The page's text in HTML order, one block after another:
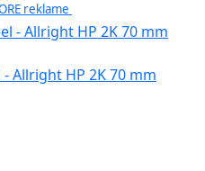
reklame
Allright HP 2K 70 mm